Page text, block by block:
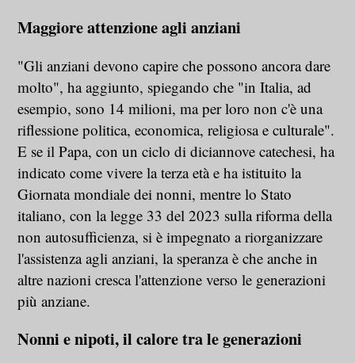
Maggiore attenzione agli anziani
"Gli anziani devono capire che possono ancora dare
molto", ha aggiunto, spiegando che "in Italia, ad
esempio, sono 14 milioni, ma per loro non c'è una
riflessione politica, economica, religiosa e culturale".
E se il Papa, con un ciclo di diciannove catechesi, ha
indicato come vivere la terza età e ha istituito la
Giornata mondiale dei nonni, mentre lo Stato
italiano, con la legge 33 del 2023 sulla riforma della
non autosufficienza, si è impegnato a riorganizzare
l'assistenza agli anziani, la speranza è che anche in
altre nazioni cresca l'attenzione verso le generazioni
più anziane.
Nonni e nipoti, il calore tra le generazioni